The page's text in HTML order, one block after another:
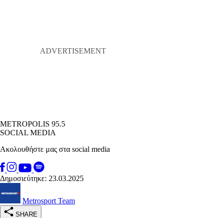
METROPOLIS 95.5
SOCIAL MEDIA
Ακολουθήστε μας στα social media
Δημοσιεύτηκε: 23.03.2025
Metrosport Team
SHARE